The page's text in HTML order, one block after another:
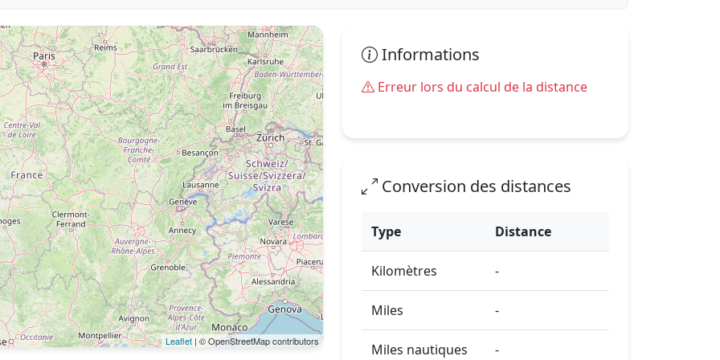
Leaflet | © OpenStreetMap contributors
Informations
Erreur lors du calcul de la distance
Conversion des distances
Type Distance
Kilomètres -
Miles -
Miles nautiques -